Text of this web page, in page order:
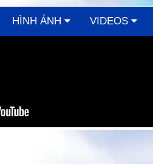
HÌNH ẢNH VIDEOS